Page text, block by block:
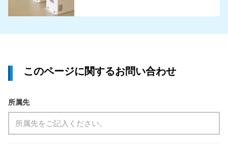
このページに関するお問い合わせ
所属先